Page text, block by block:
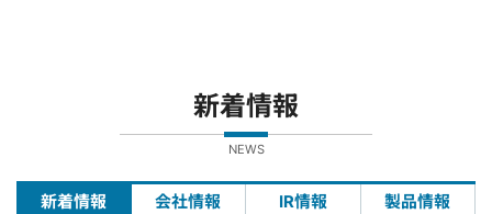
新着情報
NEWS
新着情報 会社情報 IR情報 製品情報